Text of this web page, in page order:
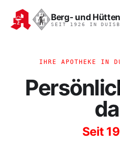
Berg- und
SEIT 1926 IN
IHRE APOTHEKE IN
Seit